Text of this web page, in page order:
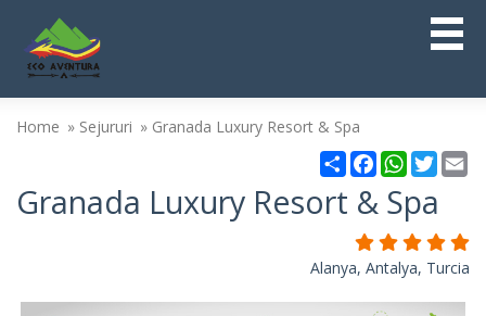
Home Sejururi Granada Luxury Resort & Spa
Partajare
Facebook
Granada Luxury Resort & Spa
Alanya, Antalya, Turcia